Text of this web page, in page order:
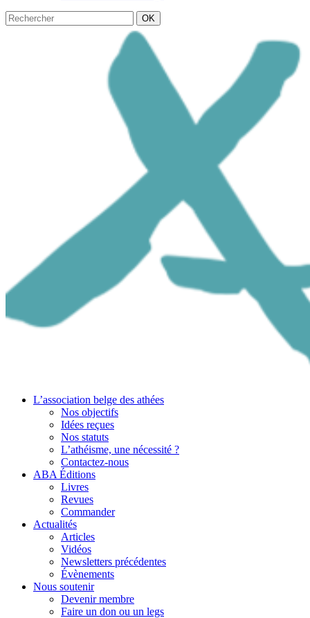
OK
L’association belge des athées
Nos objectifs
Idées reçues
Nos statuts
L’athéisme, une nécessité ?
Contactez-nous
ABA Éditions
Livres
Revues
Commander
Actualités
Articles
Vidéos
Newsletters précédentes
Évènements
Nous soutenir
Devenir membre
Faire un don ou un legs